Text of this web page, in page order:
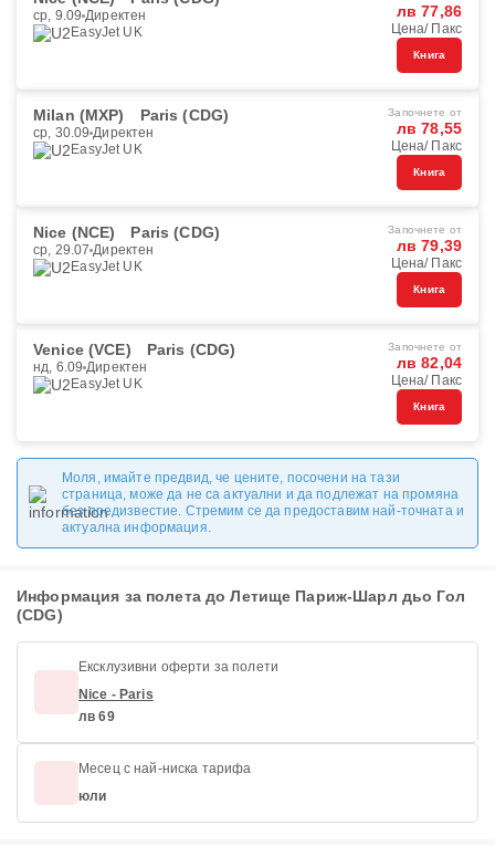
ср, 9.09 Директен
EasyJet UK
лв 77,86
Цена/ Пакс
Книга
Milan (MXP) Paris (CDG)
ср, 30.09 Директен
EasyJet UK
Започнете от
лв 78,55
Цена/ Пакс
Книга
Nice (NCE) Paris (CDG)
ср, 29.07 Директен
EasyJet UK
Започнете от
лв 79,39
Цена/ Пакс
Книга
Venice (VCE) Paris (CDG)
нд, 6.09 Директен
EasyJet UK
Започнете от
лв 82,04
Цена/ Пакс
Книга
Моля, имайте предвид, че цените, посочени на тази
страница, може да не са актуални и да подлежат на промяна
без предизвестие. Стремим се да предоставим най-точната и
актуална информация.
Информация за полета до Летище Париж-Шарл дьо Гол
(CDG)
Ексклузивни оферти за полети
Nice - Paris
лв 69
Месец с най-ниска тарифа
юли